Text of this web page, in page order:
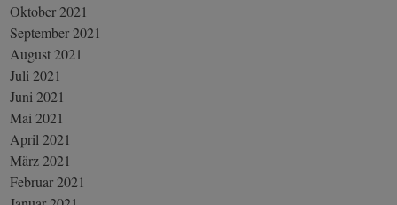
Oktober 2021
September 2021
August 2021
Juli 2021
Juni 2021
Mai 2021
April 2021
März 2021
Februar 2021